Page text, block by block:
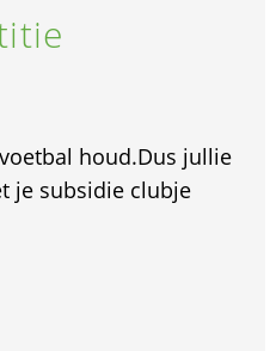
houd.Dus jullie
je subsidie clubje